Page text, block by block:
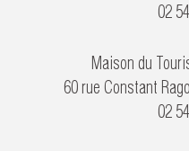
02
Maison du
60 rue Constant
02